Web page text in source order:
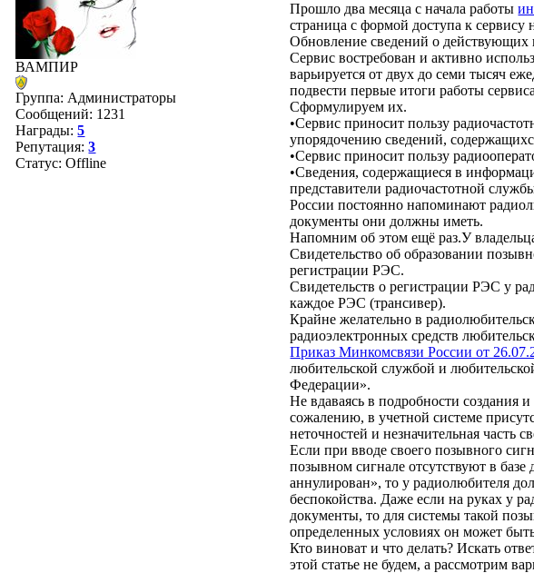
ВАМПИР
Группа: Администраторы
Сообщений: 1231
Награды:5
Репутация:3
Статус:Offline
Прошло два месяца с начала работы
страница с формой доступа к
Обновление сведений о действующих
Сервис востребован и активно
варьируется от двух до семи тысяч
подвести первые итоги работы
Сформулируем их.
•Сервис приносит пользу
упорядочению сведений,
•Сервис приносит пользу
•Сведения, содержащиеся в
представители радиочастотной
России постоянно напоминают
документы они должны иметь.
Напомним об этом ещё раз.У
Свидетельство об образовании
регистрации РЭС.
Свидетельств о регистрации РЭС у
каждое РЭС (трансивер).
Крайне желательно в
радиоэлектронных средств
Приказ Минкомсвязи России от
любительской службой и
Федерации».
Не вдаваясь в подробности
сожалению, в учетной системе
неточностей и незначительная часть
Если при вводе своего позывного
позывном сигнале отсутствуют в
аннулирован», то у радиолюбителя
беспокойства. Даже если на руках у
документы, то для системы такой
определенных условиях он может
Кто виноват и что делать? Искать
этой статье не будем, а рассмотрим